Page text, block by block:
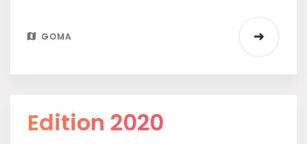
GOMA
Edition 2020